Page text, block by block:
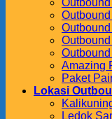
Amazing
Paket
Lokasi
Ledok